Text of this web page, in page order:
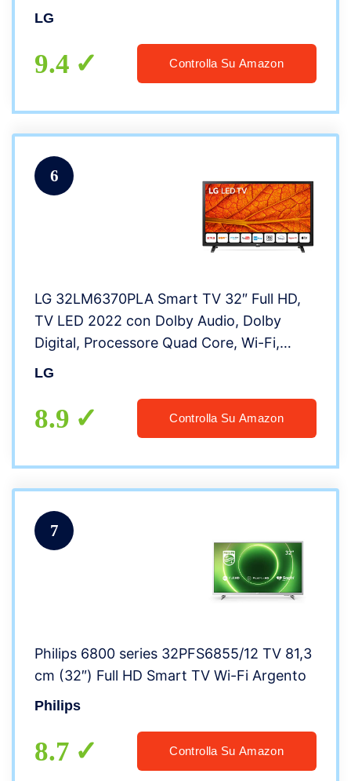
LG
9.4 Controlla Su Amazon
6
LG 32LM6370PLA Smart TV 32″ Full HD,
TV LED 2022 con Dolby Audio, Dolby
Digital, Processore Quad Core, Wi-Fi,
Audio Surround
LG
8.9 Controlla Su Amazon
7
Philips 6800 series 32PFS6855/12 TV 81,3
cm (32″) Full HD Smart TV Wi-Fi Argento
Philips
8.7 Controlla Su Amazon